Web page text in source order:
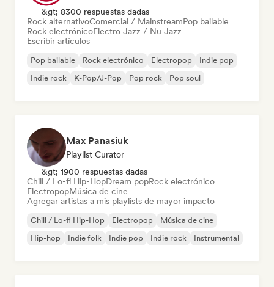
&gt; 8300 respuestas dadas
Rock alternativoComercial / MainstreamPop bailable
Rock electrónicoElectro Jazz / Nu Jazz
Escribir artículos
Pop bailable Rock electrónico Electropop
Indie pop
Indie rock
K-Pop/J-Pop Pop rock Pop soul
Max Panasiuk
Playlist Curator
&gt; 1900 respuestas dadas
Chill / Lo-fi Hip-HopDream popRock electrónico
ElectropopMúsica de cine
Agregar artistas a mis playlists de mayor impacto
Chill / Lo-fi Hip-Hop Electropop
Música de cine
Hip-hop
Indie folk Indie pop Indie rock Instrumental